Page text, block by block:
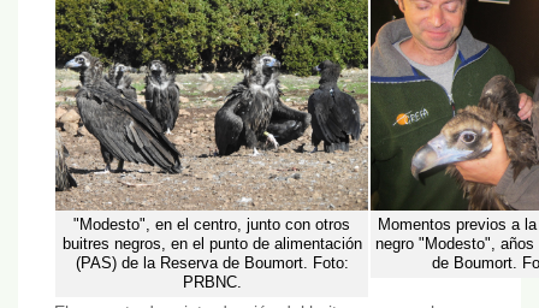
"Modesto", en el centro, junto con otros
buitres negros, en el punto de alimentación
(PAS) de la Reserva de Boumort. Foto:
PRBNC.
Momentos previos a
negro "Modesto",
de Boumort.